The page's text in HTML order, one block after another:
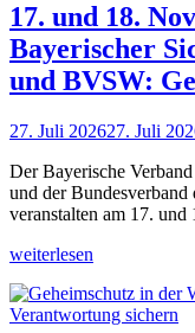
17. und 18.
Bayerischer
und BVSW:
27. Juli 202627. Juli
Der Bayerische
und der
veranstalten am 17.
weiterlesen